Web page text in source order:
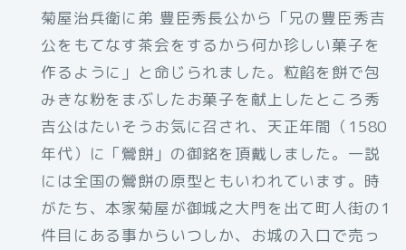
菊屋治兵衛に弟 豊臣秀長公から「兄の豊臣秀吉
公をもてなす茶会をするから何か珍しい菓子を
作るように」と命じられました。粒餡を餅で包
みきな粉をまぶしたお菓子を献上したところ秀
吉公はたいそうお気に召され、天正年間（1580
年代）に「鶯餅」の御銘を頂戴しました。一説
には全国の鶯餅の原型ともいわれています。時
がたち、本家菊屋が御城之大門を出て町人街の1
件目にある事からいつしか、お城の入口で売っ